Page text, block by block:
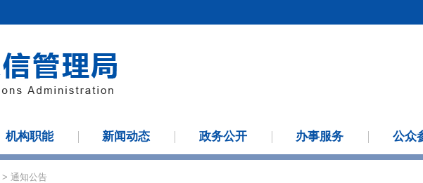
机构职能 新闻动态 政务公开 办事服务 公众
> 通知公告